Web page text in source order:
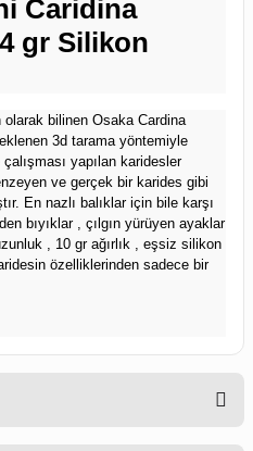
Caridina
gr Silikon
olarak bilinen Osaka Cardina
3d tarama yöntemiyle
yapılan karidesler
ve gerçek bir karides gibi
En nazlı balıklar için bile karşı
bıyıklar , çılgın yürüyen ayaklar
, 10 gr ağırlık , eşsiz silikon
özelliklerinden sadece bir